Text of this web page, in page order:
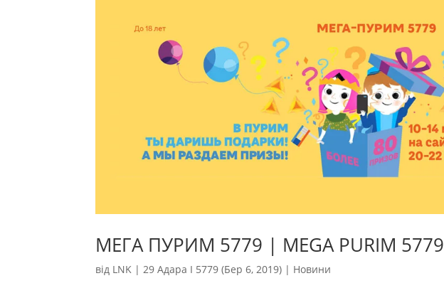
МЕГА ПУРИМ 5779 | MEGA PURIM 5779
від LNK |29 Адара I 5779 (Бер 6, 2019) | Новини